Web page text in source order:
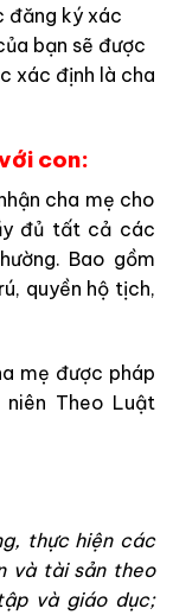
đăng ký xác
bạn sẽ được
xác định là cha
con:
cha mẹ cho
đủ tất cả các
Bao gồm
quyền hộ tịch,
mẹ được pháp
Theo Luật
thực hiện các
và tài sản theo
và giáo dục;